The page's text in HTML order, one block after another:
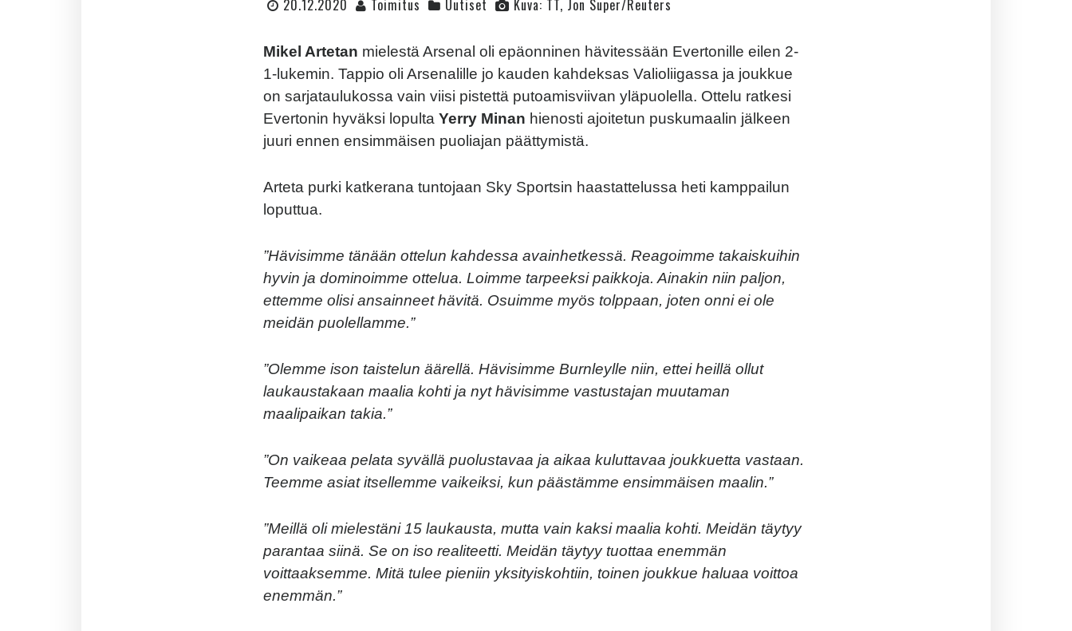
20.12.2020 Toimitus Uutiset Kuva: TT, Jon Super/Reuters
Mikel Artetan mielestä Arsenal oli epäonninen hävitessään Evertonille eilen 2-
1-lukemin. Tappio oli Arsenalille jo kauden kahdeksas Valioliigassa ja joukkue
on sarjataulukossa vain viisi pistettä putoamisviivan yläpuolella. Ottelu ratkesi
Evertonin hyväksi lopulta Yerry Minan hienosti ajoitetun puskumaalin jälkeen
juuri ennen ensimmäisen puoliajan päättymistä.
Arteta purki katkerana tuntojaan Sky Sportsin haastattelussa heti kamppailun
loputtua.
”Hävisimme tänään ottelun kahdessa avainhetkessä. Reagoimme takaiskuihin
hyvin ja dominoimme ottelua. Loimme tarpeeksi paikkoja. Ainakin niin paljon,
ettemme olisi ansainneet hävitä. Osuimme myös tolppaan, joten onni ei ole
meidän puolellamme.”
”Olemme ison taistelun äärellä. Hävisimme Burnleylle niin, ettei heillä ollut
laukaustakaan maalia kohti ja nyt hävisimme vastustajan muutaman
maalipaikan takia.”
”On vaikeaa pelata syvällä puolustavaa ja aikaa kuluttavaa joukkuetta vastaan.
Teemme asiat itsellemme vaikeiksi, kun päästämme ensimmäisen maalin.”
”Meillä oli mielestäni 15 laukausta, mutta vain kaksi maalia kohti. Meidän täytyy
parantaa siinä. Se on iso realiteetti. Meidän täytyy tuottaa enemmän
voittaaksemme. Mitä tulee pieniin yksityiskohtiin, toinen joukkue haluaa voittoa
enemmän.”